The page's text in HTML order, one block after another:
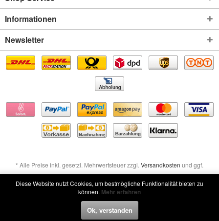
Informationen
Newsletter
* Alle Preise inkl. gesetzl. Mehrwertsteuer zzgl. Versandkosten und ggf.
Nachnahmegebühren, wenn nicht anders beschrieben
Widerruf erklären
Diese Website nutzt Cookies, um bestmögliche Funktionalität bieten zu
können. Mehr erfahren
Ok, verstanden